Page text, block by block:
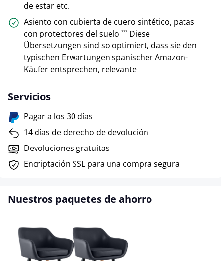
de estar etc.
Asiento con cubierta de cuero sintético, patas
con protectores del suelo ``` Diese
Übersetzungen sind so optimiert, dass sie den
typischen Erwartungen spanischer Amazon-
Käufer entsprechen, relevante
Servicios
Pagar a los 30 días
14 días de derecho de devolución
Devoluciones gratuitas
Encriptación SSL para una compra segura
Nuestros paquetes de ahorro